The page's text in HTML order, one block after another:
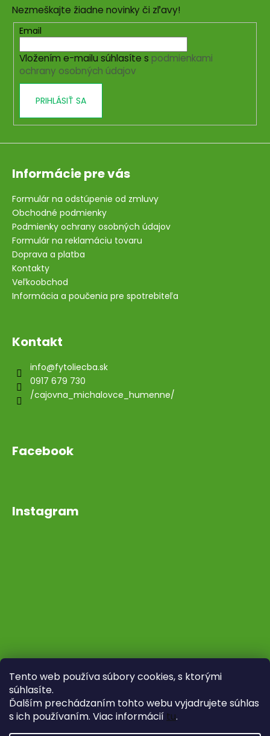
Tento web používa súbory cookies, s ktorými
súhlasíte.
Ďalším prechádzaním tohto webu vyjadrujete súhlas
s ich používaním. Viac informácií tu.
Nezmeškajte žiadne novinky či zľavy!
Email
Vložením e-mailu súhlasíte s podmienkami
ochrany osobných údajov
PRIHLÁSIŤ SA
Informácie pre vás
Formulár na odstúpenie od zmluvy
Obchodné podmienky
Podmienky ochrany osobných údajov
Formulár na reklamáciu tovaru
Doprava a platba
Kontakty
Veľkoobchod
Informácia a poučenia pre spotrebiteľa
Kontakt
info@fytoliecba.sk
0917 679 730
/cajovna_michalovce_humenne/
Facebook
Instagram